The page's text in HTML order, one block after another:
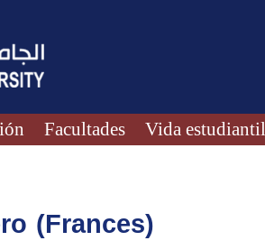
Facultades Vida estudiantil
(Frances)